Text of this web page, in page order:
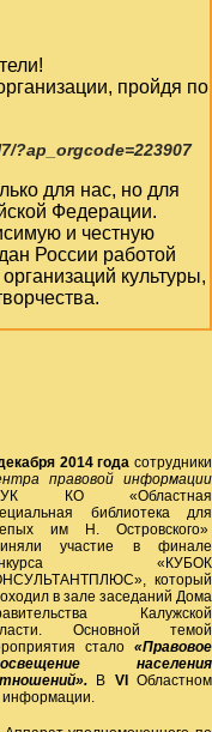
пройдя по
?ap_orgcode=223907
для нас, но для
Федерации.
и честную
России работой
культуры,
2014 года сотрудники
правовой информации
КО «Областная
библиотека для
им Н. Островского»
участие в финале
«КУБОК
который
в зале заседаний Дома
Калужской
Основной темой
стало «Правовое
населения
В VI
Областном
информации.